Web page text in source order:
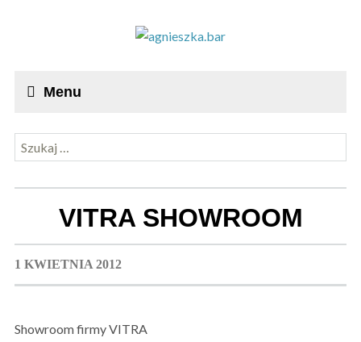
Menu
Szukaj:
VITRA SHOWROOM
1 KWIETNIA 2012
Showroom firmy VITRA